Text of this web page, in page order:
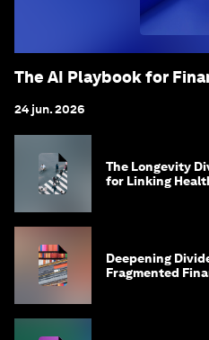
The AI Playbook for
24 jun. 2026
The Longevity
for Linking
Deepening
Fragmented